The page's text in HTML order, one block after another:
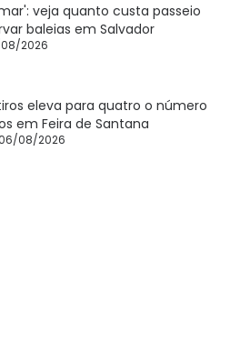
veja quanto custa passeio
baleias em Salvador
2026
eleva para quatro o número
em Feira de Santana
08/2026